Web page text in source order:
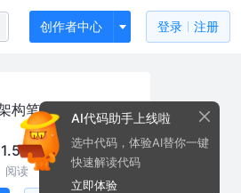
创作者中心 登录 注册
构笔记
1.5m
阅读
26k
粉丝
AI代码助手上线啦
选中代码，体验AI替你一键
快速解读代码
立即体验